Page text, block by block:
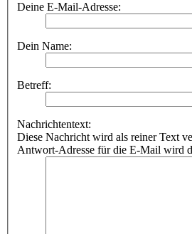
Deine E-Mail-Adresse:
Dein Name:
Betreff:
Nachrichtentext:
Diese Nachricht wird als reiner Text
Antwort-Adresse für die E-Mail wird